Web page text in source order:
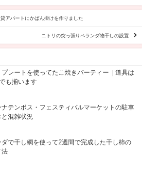
アパートにかばん掛けを作りました
ニトリの突っ張りベランダ物干しの設置
プレートを使ってたこ焼きパーティー｜道具は
も揃います
ナテンボス・フェスティバルマーケットの駐車
混雑状況
ダで干し網を使って2週間で完成した干し柿の
法